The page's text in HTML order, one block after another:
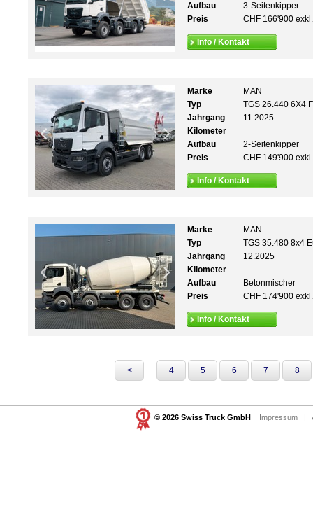
Aufbau
3-Seitenkipper
Preis
CHF 166'900
Info / Kontakt
Marke
MAN
Typ
TGS 26.440 6X4
Jahrgang
11.2025
Kilometer
Aufbau
2-Seitenkipper
Preis
CHF 149'900
Info / Kontakt
Marke
MAN
Typ
TGS 35.480 8x4
Jahrgang
12.2025
Kilometer
Aufbau
Betonmischer
Preis
CHF 174'900
Info / Kontakt
< 4 5 6 7 8
© 2026 Swiss Truck GmbH Impressum |